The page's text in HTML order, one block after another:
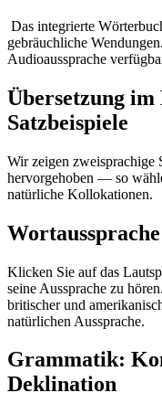
Das integrierte
gebräuchliche
Audioaussprache
Übersetzung
Satzbeispiele
Wir zeigen zweisprachige
hervorgehoben — so
natürliche Kollokationen.
Wortaussprache
Klicken Sie auf das
seine Aussprache zu
britischer und
natürlichen Aussprache.
Grammatik:
Deklination